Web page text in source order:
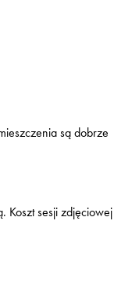
są dobrze
Koszt sesji